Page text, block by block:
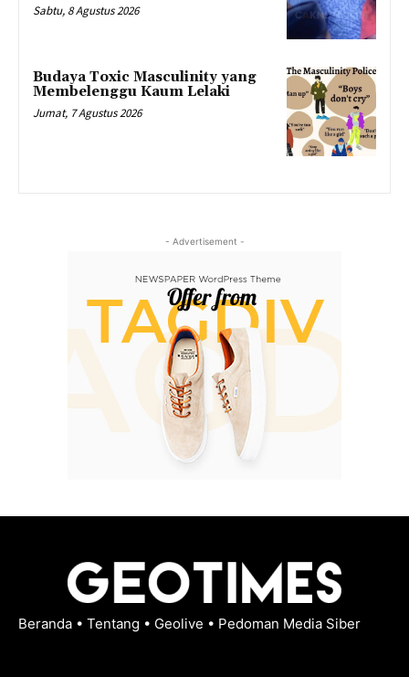
Sabtu, 8 Agustus 2026
Budaya Toxic Masculinity yang
Membelenggu Kaum Lelaki
Jumat, 7 Agustus 2026
- Advertisement -
Beranda • Tentang • Geolive • Pedoman Media Siber